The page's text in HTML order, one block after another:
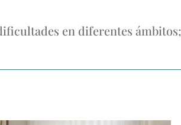
en diferentes